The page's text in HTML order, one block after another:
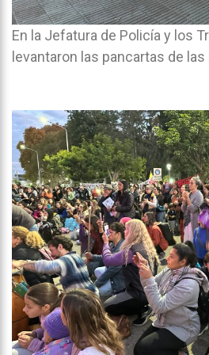
En la Jefatura de Policía y los
levantaron las pancartas de